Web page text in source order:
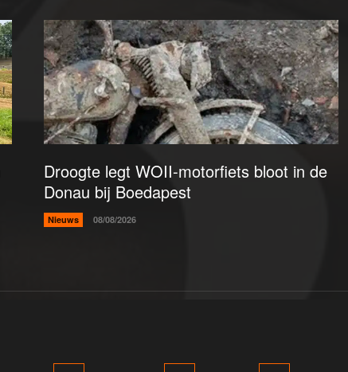
Droogte legt WOII-motorfiets bloot in de
Donau bij Boedapest
Nieuws 08/08/2026